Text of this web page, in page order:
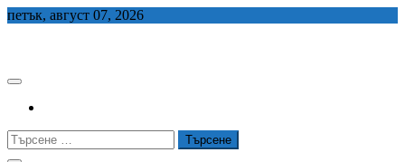
Skip
петък, август 07, 2026
Търсене
за: